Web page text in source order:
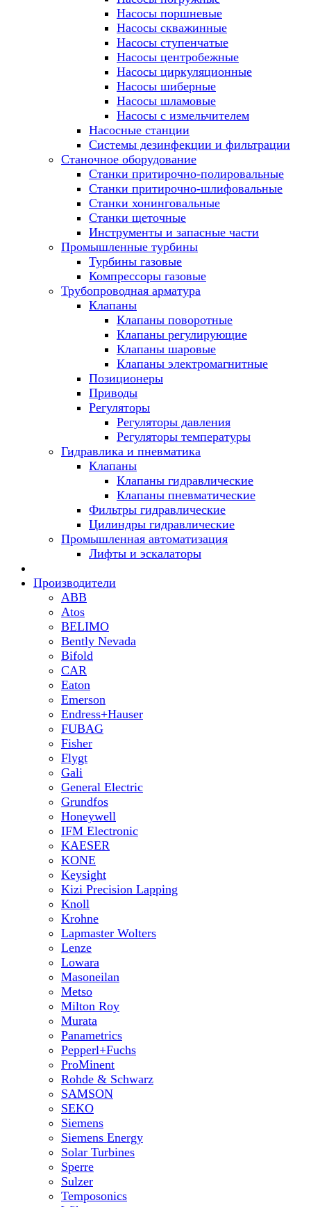
Насосы поршневые
Насосы скважинные
Насосы ступенчатые
Насосы центробежные
Насосы циркуляционные
Насосы шиберные
Насосы шламовые
Насосы с измельчителем
Насосные станции
Системы дезинфекции и фильтрации
Станочное оборудование
Станки притирочно-полировальные
Станки притирочно-шлифовальные
Станки хонинговальные
Станки щеточные
Инструменты и запасные части
Промышленные турбины
Турбины газовые
Компрессоры газовые
Трубопроводная арматура
Клапаны
Клапаны поворотные
Клапаны регулирующие
Клапаны шаровые
Клапаны электромагнитные
Позиционеры
Приводы
Регуляторы
Регуляторы давления
Регуляторы температуры
Гидравлика и пневматика
Клапаны
Клапаны гидравлические
Клапаны пневматические
Фильтры гидравлические
Цилиндры гидравлические
Промышленная автоматизация
Лифты и эскалаторы
Производители
ABB
Atos
BELIMO
Bently Nevada
Bifold
CAR
Eaton
Emerson
Endress+Hauser
FUBAG
Fisher
Flygt
Gali
General Electric
Grundfos
Honeywell
IFM Electronic
KAESER
KONE
Keysight
Kizi Precision Lapping
Knoll
Krohne
Lapmaster Wolters
Lenze
Lowara
Masoneilan
Metso
Milton Roy
Murata
Panametrics
Pepperl+Fuchs
ProMinent
Rohde & Schwarz
SAMSON
SEKO
Siemens
Siemens Energy
Solar Turbines
Sperre
Sulzer
Temposonics